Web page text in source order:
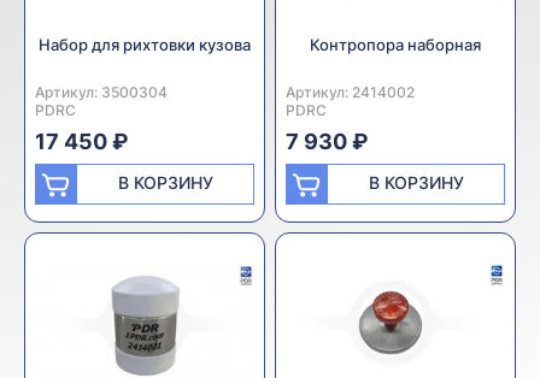
Набор для рихтовки кузова
Артикул: 3500304
Производитель:
PDRC
17 450 ₽
В КОРЗИНУ
Контропора наборная
Артикул: 2414002
Производитель:
PDRC
7 930 ₽
В КОРЗИНУ